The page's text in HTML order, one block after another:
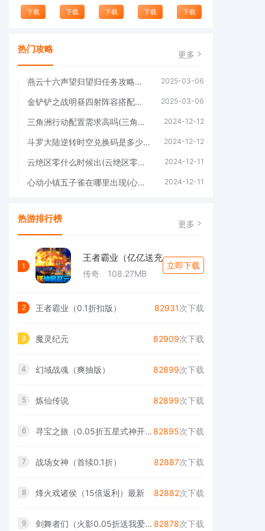
下载 下载 下载 下载 下载
热门攻略 更多
燕云十六声望归望归任务攻略方法(燕云十六声望归望归) 2025-03-06
金铲铲之战明昼四射阵容搭配推荐(金铲铲之战国际服) 2025-03-06
三角洲行动配置需求高吗(三角洲行动配置需求手机) 2024-12-12
斗罗大陆逆转时空兑换码是多少(斗罗大陆逆转时空手游官网) 2024-12-12
云绝区零什么时候出(云绝区零什么时候能上线) 2024-12-11
心动小镇五子雀在哪里出现(心动小镇五子雀在哪里拍照) 2024-12-11
热游排行榜 更多
1
王者霸业（亿亿送充
传奇 108.27MB
立即下载
2 王者霸业（0.1折扣版） 82931次下载
3 魔灵纪元 82909次下载
4 幻域战魂（爽抽版） 82899次下载
5 炼仙传说 82899次下载
6 寻宝之旅（0.05折五星式神开局）游戏 82895次下载
7 战场女神（首续0.1折） 82887次下载
8 烽火戏诸侯（15倍返利）最新 82882次下载
9 剑舞者们（火影0.05折送我爱罗）手机版 82878次下载